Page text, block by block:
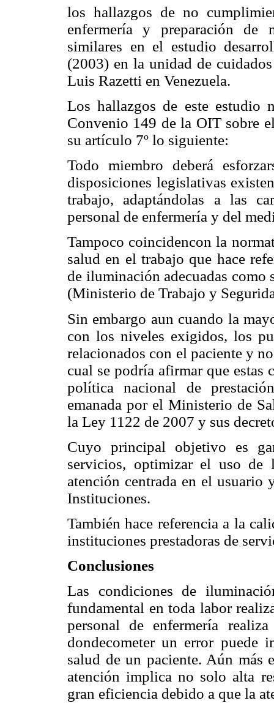
los hallazgos de no
enfermería y preparación de
similares en el estudio
(2003) en la unidad de
Luis Razetti en Venezuela.
Los hallazgos de este estudio
Convenio 149 de la OIT sobre
su artículo 7º lo siguiente:
Todo miembro deberá
disposiciones legislativas
trabajo, adaptándolas a las
personal de enfermería y del
Tampoco coincidencon la
salud en el trabajo que hace
de iluminación adecuadas como
(Ministerio de Trabajo y
Sin embargo aun cuando la
con los niveles exigidos, los
relacionados con el paciente y
cual se podría afirmar que estas
política nacional de
emanada por el Ministerio de
la Ley 1122 de 2007 y sus
Cuyo principal objetivo es
servicios, optimizar el uso de
atención centrada en el
Instituciones.
También hace referencia a la
instituciones prestadoras de
Conclusiones
Las condiciones de
fundamental en toda labor
personal de enfermería
dondecometer un error puede
salud de un paciente. Aún más
atención implica no solo alta
gran eficiencia debido a que la